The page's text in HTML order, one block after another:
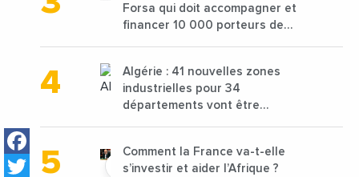
Facebook
Twitter
Forsa qui doit accompagner et
financer 10 000 porteurs de
Algérie : 41 nouvelles zones
industrielles pour 34
départements vont être
Comment la France va-t-elle
s’investir et aider l’Afrique ?